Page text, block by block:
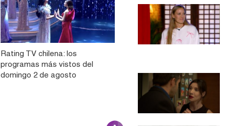
Rating TV chilena: los
programas más vistos del
domingo 2 de agosto